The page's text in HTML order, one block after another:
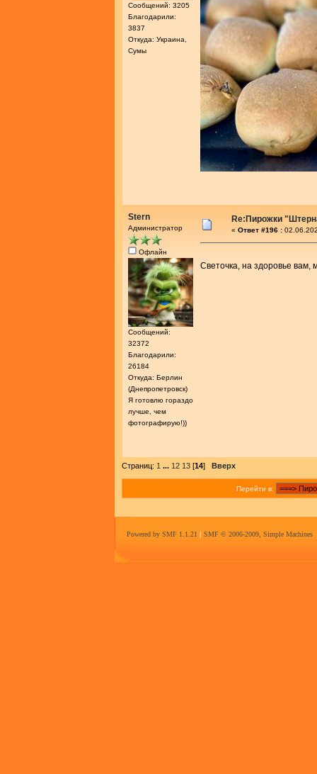
Сообщений: 3205
Благодарили:
3837
Откуда: Украина,
Сумы
Stern
Администратор
Офлайн
Сообщений:
32372
Благодарили:
26184
Откуда: Берлин
(Днепропетровск)
Я готовлю гораздо
лучше, чем
фотографирую!))
Re:Пирожки
« Ответ #196 :
Светочка, на здоровье вам,
Страниц: 1 ... 12 13 [14] Вверх
Перейти в:
Powered by SMF 1.1.21 | SMF © 2006-2009, Simple Machines